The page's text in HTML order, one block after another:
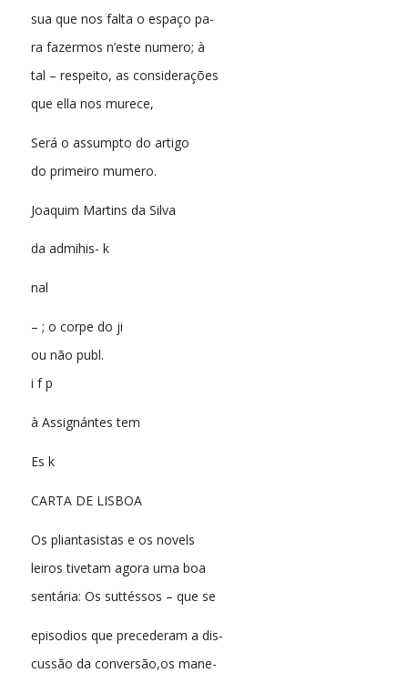
sua que nos falta o espaço pa-
ra fazermos n’este numero; à
tal – respeito, as considerações
que ella nos murece,
Será o assumpto do artigo
do primeiro mumero.
Joaquim Martins da Silva
da admihis- k
nal
– ; o corpe do ji
ou não publ.
i f p
à Assignántes tem
Es k
CARTA DE LISBOA
Os pliantasistas e os novels
leiros tivetam agora uma boa
sentária: Os suttéssos – que se
episodios que precederam a dis-
cussão da conversão,os mane-